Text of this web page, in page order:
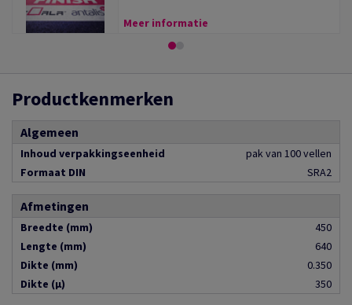
Meer informatie
Productkenmerken
Algemeen
Inhoud verpakkingseenheid
pak van 100 vellen
Formaat DIN
SRA2
Afmetingen
Breedte (mm)
450
Lengte (mm)
640
Dikte (mm)
0.350
Dikte (µ)
350